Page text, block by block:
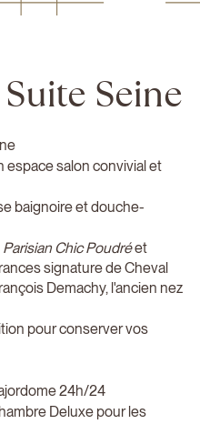
Seine
espace salon convivial et
baignoire et douche-
Parisian Chic Poudréet
signature de Cheval
Demachy, l'ancien nez
pour conserver vos
24h/24
Deluxe pour les